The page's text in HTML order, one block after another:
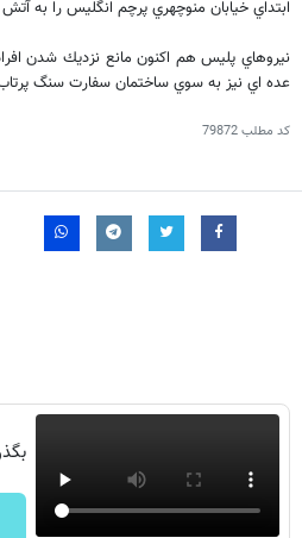
ابتداي خيابان منوچهري پرچم انگليس را به
نيروهاي پليس هم اكنون مانع نزديك شدن
عده اي نيز به سوي ساختمان سفارت سنگ
کد مطلب79872